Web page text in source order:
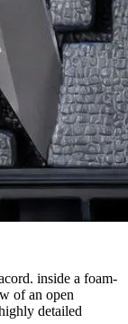
inside a foam-
of an open
detailed